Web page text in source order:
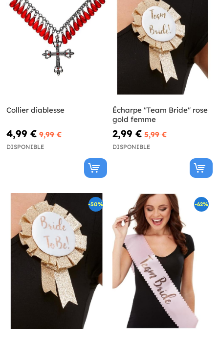
Collier diablesse
4,99 € 9,99 €
DISPONIBLE
Écharpe "Team Bride" rose
gold femme
2,99 € 5,99 €
DISPONIBLE
-50% -62%